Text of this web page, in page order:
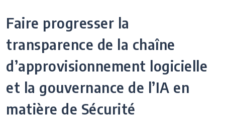
Faire progresser la
transparence de la chaîne
d’approvisionnement logicielle
et la gouvernance de l’IA en
matière de Sécurité